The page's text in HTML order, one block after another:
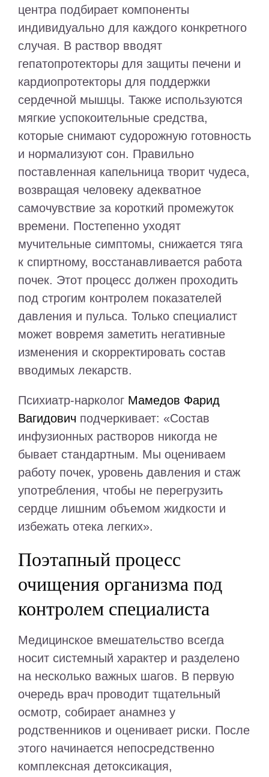
центра подбирает компоненты
индивидуально для каждого конкретного
случая. В раствор вводят
гепатопротекторы для защиты печени и
кардиопротекторы для поддержки
сердечной мышцы. Также используются
мягкие успокоительные средства,
которые снимают судорожную готовность
и нормализуют сон. Правильно
поставленная капельница творит чудеса,
возвращая человеку адекватное
самочувствие за короткий промежуток
времени. Постепенно уходят
мучительные симптомы, снижается тяга
к спиртному, восстанавливается работа
почек. Этот процесс должен проходить
под строгим контролем показателей
давления и пульса. Только специалист
может вовремя заметить негативные
изменения и скорректировать состав
вводимых лекарств.
Психиатр-нарколог Мамедов Фарид
Вагидович подчеркивает: «Состав
инфузионных растворов никогда не
бывает стандартным. Мы оцениваем
работу почек, уровень давления и стаж
употребления, чтобы не перегрузить
сердце лишним объемом жидкости и
избежать отека легких».
Поэтапный процесс
очищения организма под
контролем специалиста
Медицинское вмешательство всегда
носит системный характер и разделено
на несколько важных шагов. В первую
очередь врач проводит тщательный
осмотр, собирает анамнез у
родственников и оценивает риски. После
этого начинается непосредственно
комплексная детоксикация,